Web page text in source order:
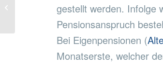
gestellt werden. Infolge
Pensionsanspruch
Bei Eigenpensionen (
Monatserste, welcher
KUNSTVERSICHERUNG